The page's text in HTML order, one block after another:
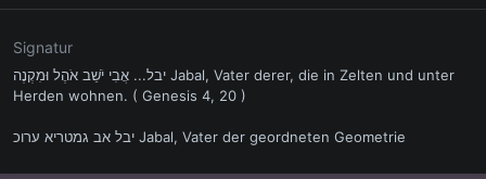
Signatur
יבל... אֲבִי יֹשֵׁב אֹהֶל וּמִקְנֶה Jabal, Vater derer, die in Zelten und unter
Herden wohnen. ( Genesis 4, 20 )
יבל אב גמטריא ערוכ Jabal, Vater der geordneten Geometrie